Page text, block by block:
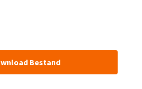
Bestand